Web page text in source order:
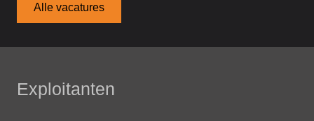
Alle vacatures
Exploitanten